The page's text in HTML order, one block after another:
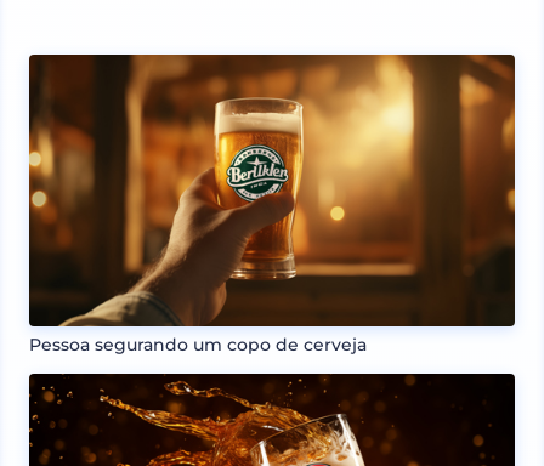
Pessoa segurando um copo de cerveja